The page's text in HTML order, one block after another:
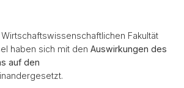
Fakultät
haben sich mit den Auswirkungen des
auf den